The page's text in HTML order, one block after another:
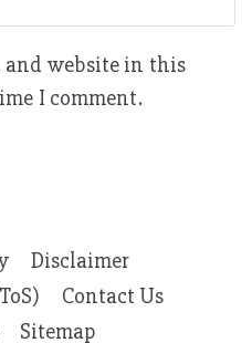
and website in this
I comment.
Disclaimer
Contact Us
Sitemap